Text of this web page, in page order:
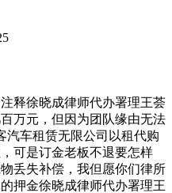
徐晓成律师代办署理王荟
万元，但因为团队缘由无法
汽车租赁无限公司以租代购
可是订金老板不退要怎样
丢失补偿，我但愿你们律所
押金徐晓成律师代办署理王